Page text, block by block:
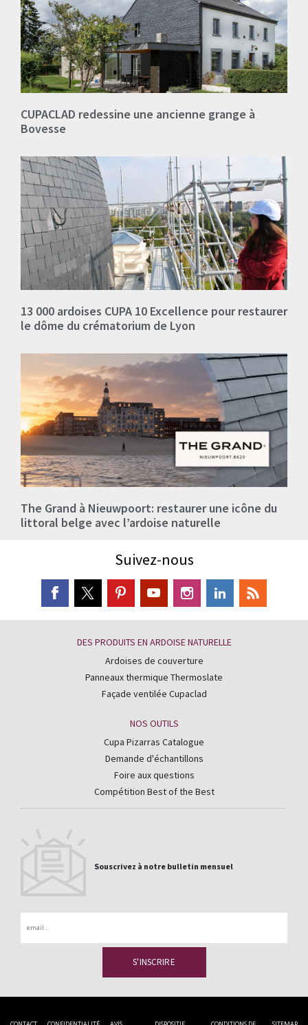
CUPACLAD redessine une ancienne grange à
Bovesse
13 000 ardoises CUPA 10 Excellence pour restaurer
le dôme du crématorium de Lyon
The Grand à Nieuwpoort: restaurer une icône du
littoral belge avec l’ardoise naturelle
Suivez-nous
DES PRODUITS EN ARDOISE NATURELLE
Ardoises de couverture
Panneaux thermique Thermoslate
Façade ventilée Cupaclad
NOS OUTILS
Cupa Pizarras Catalogue
Demande d'échantillons
Foire aux questions
Compétition Best of the Best
Souscrivez à notre bulletin mensuel